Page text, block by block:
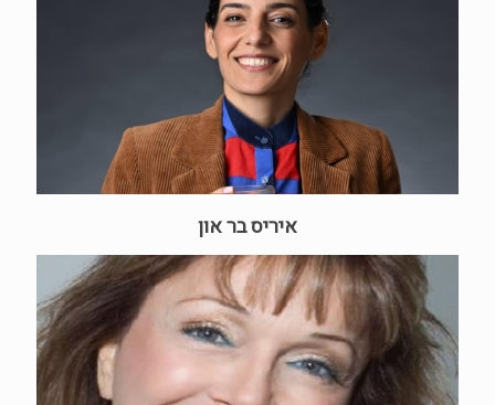
איריס בר און